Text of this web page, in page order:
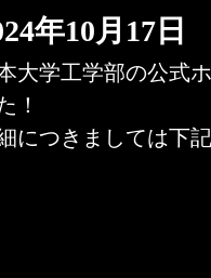
年10月17日
大学工学部の公式
！
につきましては下